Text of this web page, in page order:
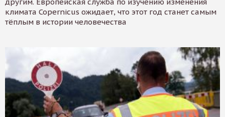
климата Copernicus ожидает, что этот год станет самым
тёплым в истории человечества